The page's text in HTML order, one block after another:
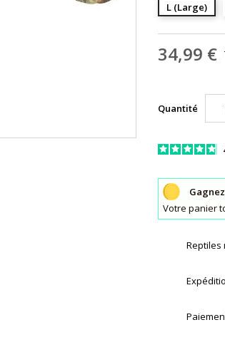
L (Large)
34,99 €
Quantité
Votre panier
Reptiles